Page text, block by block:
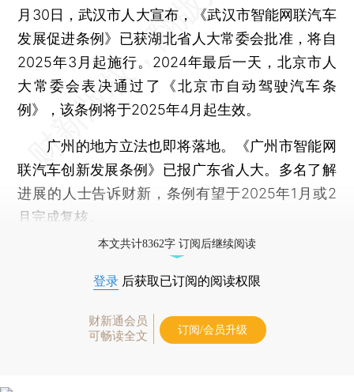
月30日，武汉市人大宣布，《武汉市智能网联汽车
发展促进条例》已获湖北省人大常委会批准，将自
2025年3月起施行。2024年最后一天，北京市人
大常委会表决通过了《北京市自动驾驶汽车条
例》，该条例将于2025年4月起生效。
广州的地方立法也即将落地。《广州市智能网
联汽车创新发展条例》已报广东省人大。多名了解
进展的人士告诉财新，条例有望于2025年1月或2
月完成复核。
本文共计8362字 订阅后继续阅读
登录 后获取已订阅的阅读权限
财新通会员
可畅读全文
订阅/会员升级